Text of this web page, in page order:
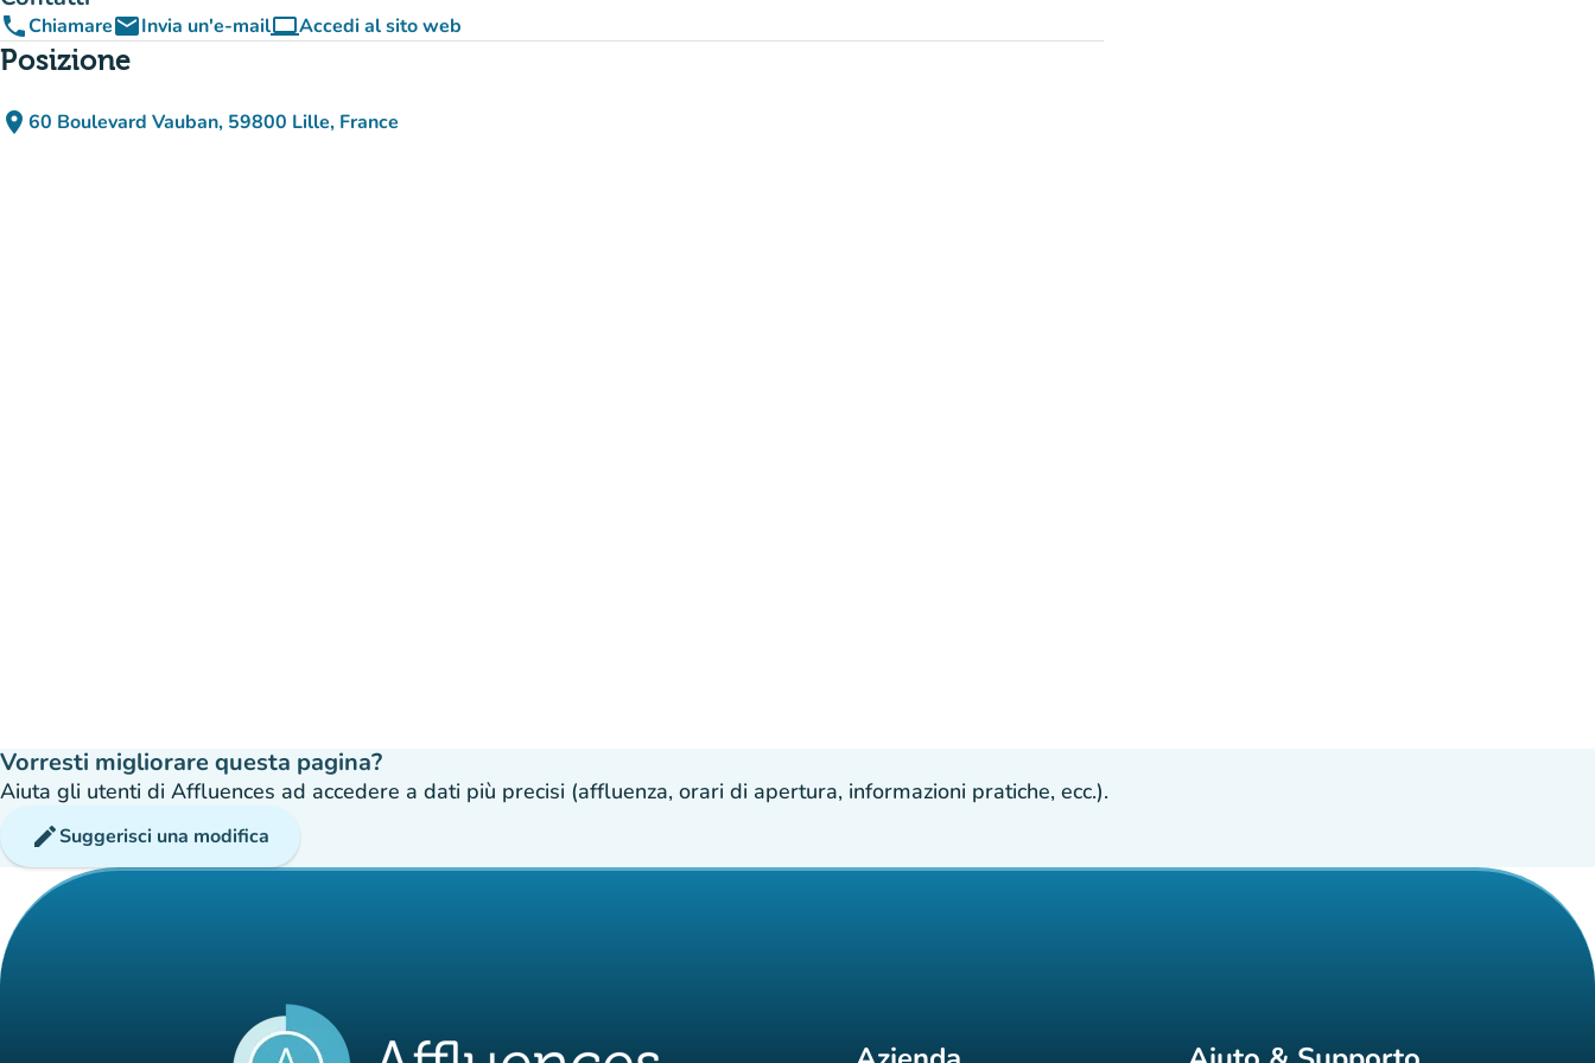
phoneChiamareemailInvia un'e-mailcomputerAccedi al sito web
(nuova scheda)
Posizione
place 60 Boulevard Vauban, 59800 Lille, France
(apri in Google Maps)
(nuova scheda)
Vorresti migliorare questa pagina?
Aiuta gli utenti di Affluences ad accedere a dati più precisi (affluenza, orari di apertura, informazioni pratiche, ecc.).
editSuggerisci una modifica